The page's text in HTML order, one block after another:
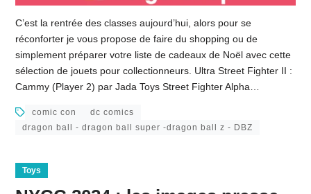
C’est la rentrée des classes aujourd’hui, alors pour se
réconforter je vous propose de faire du shopping ou de
simplement préparer votre liste de cadeaux de Noël avec cette
sélection de jouets pour collectionneurs. Ultra Street Fighter II :
Cammy (Player 2) par Jada Toys Street Fighter Alpha…
comic con
dc comics
dragon ball - dragon ball super -dragon ball z - DBZ
Toys